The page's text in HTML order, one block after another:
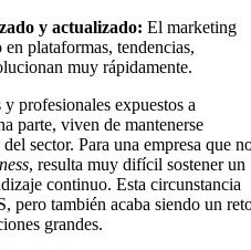
y actualizado: El marketing
plataformas, tendencias,
muy rápidamente.
profesionales expuestos a
parte, viven de mantenerse
sector. Para una empresa que
, resulta muy difícil sostener un
continuo. Esta circunstancia
pero también acaba siendo un
grandes.